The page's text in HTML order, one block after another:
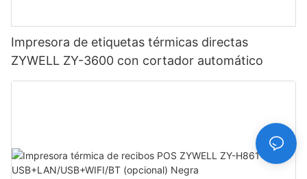
Impresora de etiquetas térmicas directas
ZYWELL ZY-3600 con cortador automático